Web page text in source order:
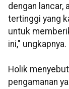
dengan lancar,
tertinggi yang
untuk
ini," ungkapnya.
Holik
pengamanan